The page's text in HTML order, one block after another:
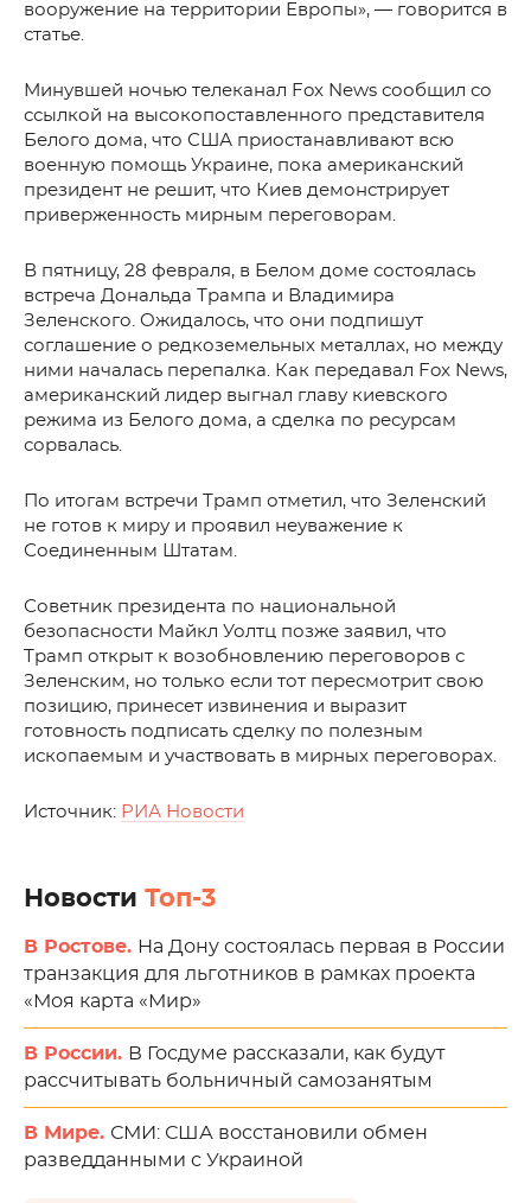
вооружение на территории Европы», — говорится в
статье.
Минувшей ночью телеканал Fox News сообщил со
ссылкой на высокопоставленного представителя
Белого дома, что США приостанавливают всю
военную помощь Украине, пока американский
президент не решит, что Киев демонстрирует
приверженность мирным переговорам.
В пятницу, 28 февраля, в Белом доме состоялась
встреча Дональда Трампа и Владимира
Зеленского. Ожидалось, что они подпишут
соглашение о редкоземельных металлах, но между
ними началась перепалка. Как передавал Fox News,
американский лидер выгнал главу киевского
режима из Белого дома, а сделка по ресурсам
сорвалась.
По итогам встречи Трамп отметил, что Зеленский
не готов к миру и проявил неуважение к
Соединенным Штатам.
Советник президента по национальной
безопасности Майкл Уолтц позже заявил, что
Трамп открыт к возобновлению переговоров с
Зеленским, но только если тот пересмотрит свою
позицию, принесет извинения и выразит
готовность подписать сделку по полезным
ископаемым и участвовать в мирных переговорах.
Источник: РИА Новости
Новости Топ-3
В Ростове. На Дону состоялась первая в России
транзакция для льготников в рамках проекта
«Моя карта «Мир»
В России. В Госдуме рассказали, как будут
рассчитывать больничный самозанятым
В Мире. СМИ: США восстановили обмен
разведданными с Украиной